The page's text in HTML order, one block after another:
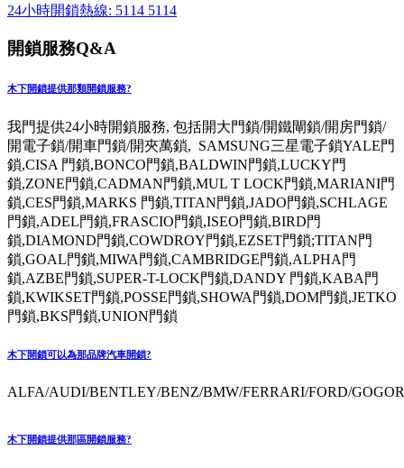
24小時開鎖熱線: 5114 5114
開鎖服務Q&A
木下開鎖提供那類開鎖服務?
我門提供24小時開鎖服務, 包括開大門鎖/開鐵閘鎖/開房門鎖/
開電子鎖/開車門鎖/開夾萬鎖, SAMSUNG三星電子鎖YALE門
鎖,CISA 門鎖,BONCO門鎖,BALDWIN門鎖,LUCKY門
鎖,ZONE門鎖,CADMAN門鎖,MUL T LOCK門鎖,MARIANI門
鎖,CES門鎖,MARKS 門鎖,TITAN門鎖,JADO門鎖,SCHLAGE
門鎖,ADEL門鎖,FRASCIO門鎖,ISEO門鎖,BIRD門
鎖,DIAMOND門鎖,COWDROY門鎖,EZSET門鎖;TITAN門
鎖,GOAL門鎖,MIWA門鎖,CAMBRIDGE門鎖,ALPHA門
鎖,AZBE門鎖,SUPER-T-LOCK門鎖,DANDY 門鎖,KABA門
鎖,KWIKSET門鎖,POSSE門鎖,SHOWA門鎖,DOM門鎖,JETKO
門鎖,BKS門鎖,UNION門鎖
木下開鎖可以為那品牌汽車開鎖?
ALFA/AUDI/BENTLEY/BENZ/BMW/FERRARI/FORD/
木下開鎖提供那區開鎖服務?